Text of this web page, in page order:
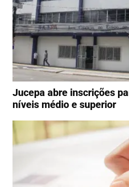
Jucepa abre inscrições
níveis médio e superior